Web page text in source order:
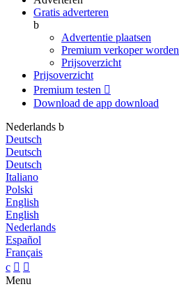
Gratis adverteren
b
Advertentie plaatsen
Premium verkoper worden
Prijsoverzicht
Prijsoverzicht
Premium testen 
Download de app download
Nederlands b
Deutsch
Deutsch
Deutsch
Italiano
Polski
English
English
Nederlands
Español
Français
c  
Menu